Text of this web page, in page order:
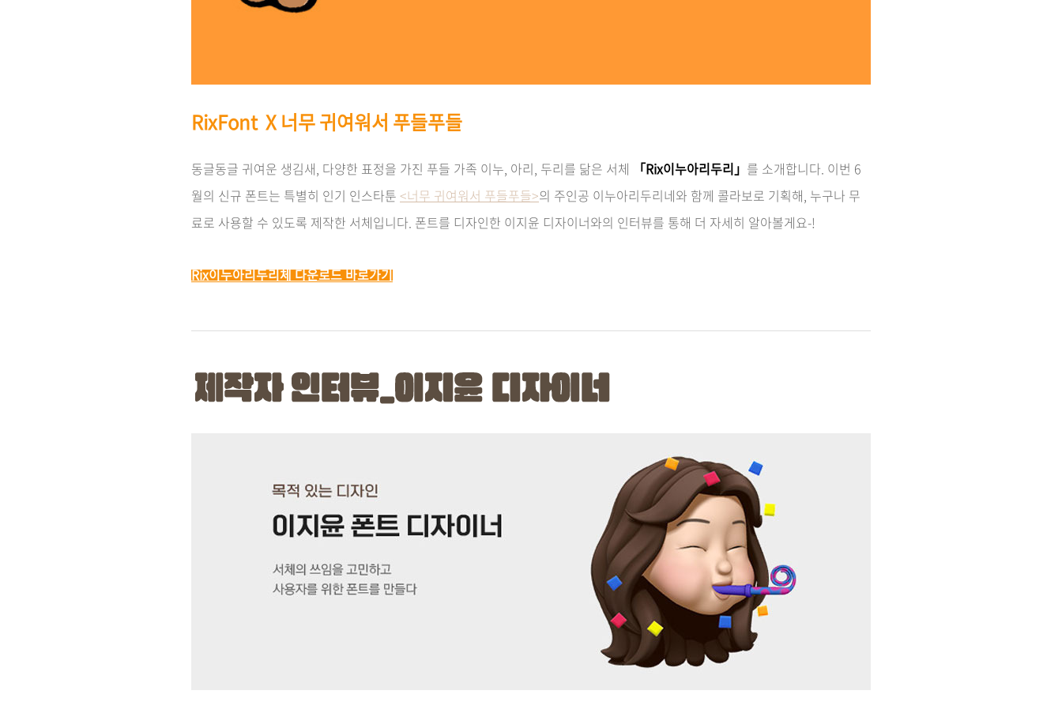
RixFont X 너무 귀여워서 푸들푸들
동글동글 귀여운 생김새, 다양한 표정을 가진 푸들 가족 이누, 아리, 두리를 닮은 서체 「Rix이누아리두리」 를 소개합니다. 이번 6
월의 신규 폰트는 특별히 인기 인스타툰 <너무 귀여워서 푸들푸들>의 주인공 이누아리두리네와 함께 콜라보로 기획해, 누구나 무
료로 사용할 수 있도록 제작한 서체입니다. 폰트를 디자인한 이지윤 디자이너와의 인터뷰를 통해 더 자세히 알아볼게요-!
Rix이누아리두리체 다운로드 바로가기